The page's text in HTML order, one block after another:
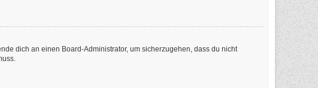
dich an einen Board-Administrator, um sicherzugehen, dass du nicht